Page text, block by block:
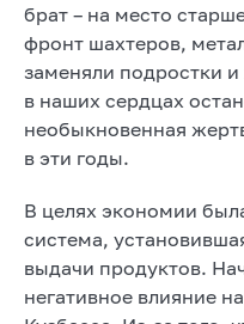
брат – на место
фронт шахтеров,
заменяли подростки
в наших сердцах
необыкновенная
в эти годы.
В целях экономии
система,
выдачи продуктов.
негативное влияние